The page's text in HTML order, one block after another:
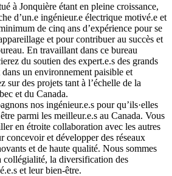
à Jonquière étant en pleine croissance,
d’un.e ingénieur.e électrique motivé.e et
de cinq ans d’expérience pour se
et pour contribuer au succès et
En travaillant dans ce bureau
du soutien des expert.e.s des grands
un environnement paisible et
sur des projets tant à l’échelle de la
et du Canada.
nos ingénieur.e.s pour qu’ils·elles
parmi les meilleur.e.s au Canada. Vous
en étroite collaboration avec les autres
concevoir et développer des réseaux
et de haute qualité. Nous sommes
collégialité, la diversification des
et leur bien-être.